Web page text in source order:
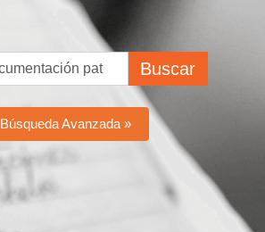
Buscar
Búsqueda Avanzada »